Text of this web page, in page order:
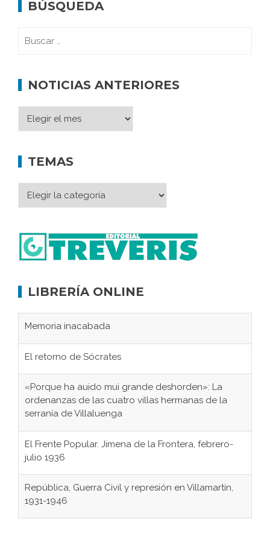
BÚSQUEDA
NOTICIAS ANTERIORES
TEMAS
LIBRERÍA ONLINE
Memoria inacabada
El retorno de Sócrates
«Porque ha auido mui grande deshorden»: La
ordenanzas de las cuatro villas hermanas de la
serranía de Villaluenga
El Frente Popular. Jimena de la Frontera, febrero-
julio 1936
República, Guerra Civil y represión en Villamartín,
1931-1946